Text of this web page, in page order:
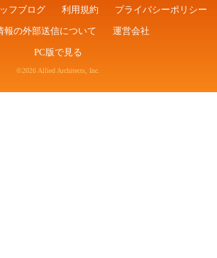
フブログ 利用規約
プライバシーポリシー
報の外部送信について
運営会社
PC版で見る
©2026 Allied Architects, Inc.